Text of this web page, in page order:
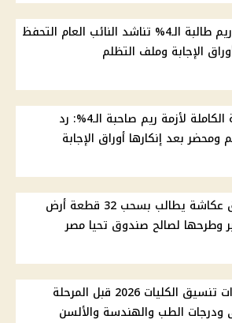
أسرة ريم طالبة الـ4% تناشد النائب العام التحفظ
الإجابة وملف التظلم
القصة الكاملة لأزمة ريم صاحبة الـ4%: رد
ومحضر بعد إنكارها أوراق الإجابة
توفيق عكاشة يطالب بسحب 32 قطعة أرض
وطرحها لصالح صندوق تحيا مصر
مؤشرات تنسيق الكليات 2026 قبل المرحلة
ودرجات الطب والهندسة والألسن